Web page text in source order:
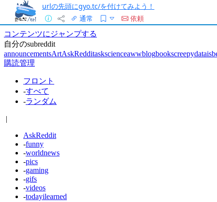
urlの先頭にgyo.tc/を付けてみよう！
通常
依頼